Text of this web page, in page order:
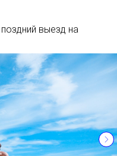
выезд на